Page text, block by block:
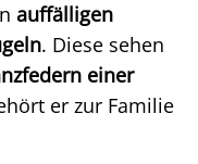
auffälligen
. Diese sehen
einer
er zur Familie